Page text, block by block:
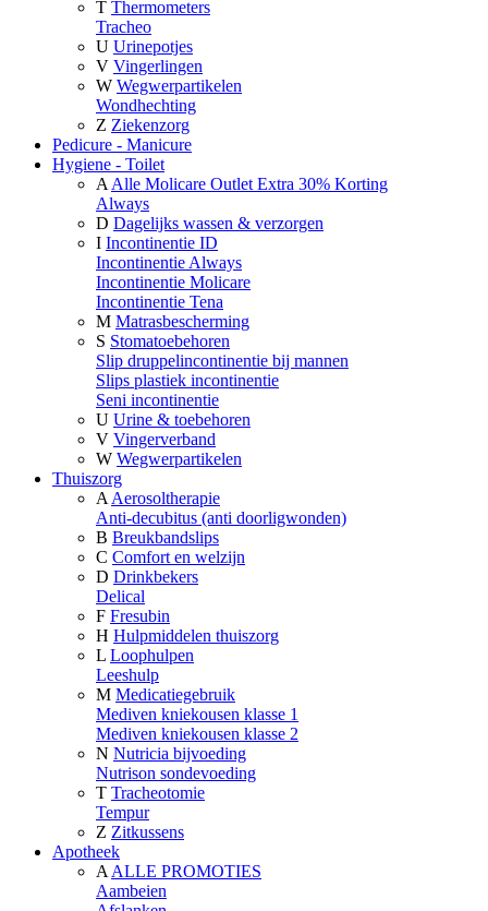
T Thermometers
Tracheo
U Urinepotjes
V Vingerlingen
W Wegwerpartikelen
Wondhechting
Z Ziekenzorg
Pedicure - Manicure
Hygiene - Toilet
A Alle Molicare Outlet Extra 30% Korting
Always
D Dagelijks wassen & verzorgen
I Incontinentie ID
Incontinentie Always
Incontinentie Molicare
Incontinentie Tena
M Matrasbescherming
S Stomatoebehoren
Slip druppelincontinentie bij mannen
Slips plastiek incontinentie
Seni incontinentie
U Urine & toebehoren
V Vingerverband
W Wegwerpartikelen
Thuiszorg
A Aerosoltherapie
Anti-decubitus (anti doorligwonden)
B Breukbandslips
C Comfort en welzijn
D Drinkbekers
Delical
F Fresubin
H Hulpmiddelen thuiszorg
L Loophulpen
Leeshulp
M Medicatiegebruik
Mediven kniekousen klasse 1
Mediven kniekousen klasse 2
N Nutricia bijvoeding
Nutrison sondevoeding
T Tracheotomie
Tempur
Z Zitkussens
Apotheek
A ALLE PROMOTIES
Aambeien